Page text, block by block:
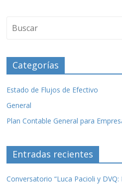
Categorías
Estado de Flujos de Efectivo
General
Plan Contable General para
Entradas recientes
Conversatorio “Luca Pacioli y